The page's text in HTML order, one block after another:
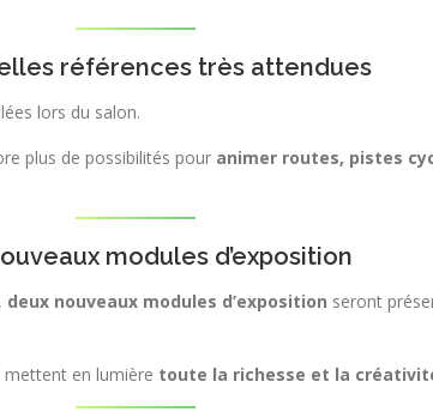
références très attendues
lors du salon.
plus de possibilités pour animer routes, pistes
modules d’exposition
deux nouveaux modules d’exposition seront
mettent en lumière toute la richesse et la